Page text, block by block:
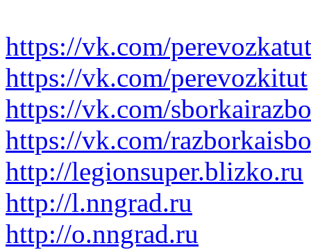
https://vk.com/perevozkatut
https://vk.com/perevozkitut
https://vk.com/
https://vk.com/
http://legionsuper.blizko.ru
http://l.nngrad.ru
http://o.nngrad.ru